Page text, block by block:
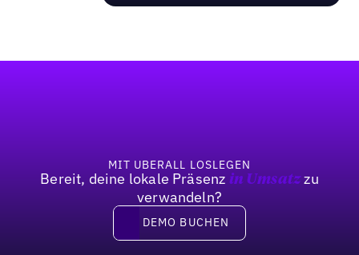
MIT UBERALL LOSLEGEN
Bereit, deine lokale Präsenz in Umsatzzu
verwandeln?
DEMO BUCHEN
DEMO BUCHEN